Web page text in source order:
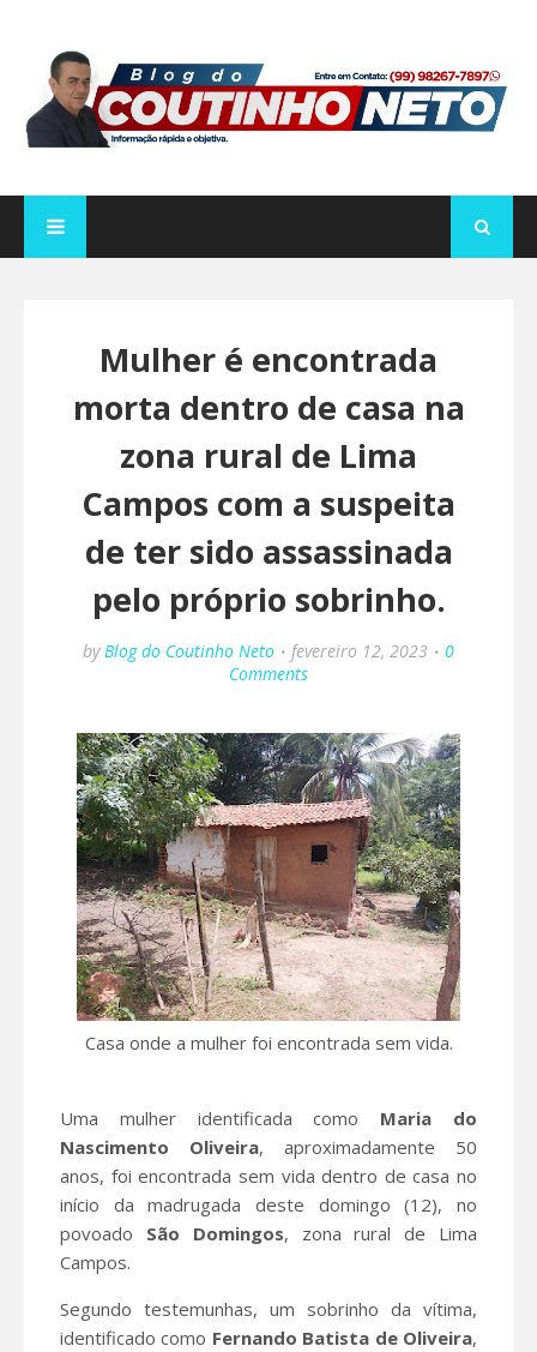
Mulher é encontrada
morta dentro de casa na
zona rural de Lima
Campos com a suspeita
de ter sido assassinada
pelo próprio sobrinho.
by Blog do Coutinho Neto fevereiro 12, 2023
0
Comments
Casa onde a mulher foi encontrada sem vida.
Uma mulher identificada como Maria do
Nascimento
Oliveira, aproximadamente 50
anos, foi encontrada sem vida dentro de casa no
início da madrugada deste domingo (12), no
povoado São Domingos, zona rural de Lima
Campos.
Segundo testemunhas, um sobrinho da vítima,
identificado como Fernando Batista de Oliveira,